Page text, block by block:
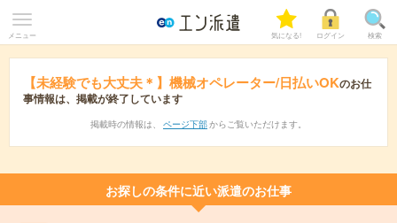
メニュー 気になる! ログイン 検索
【未経験でも大丈夫＊】機械オペレーター/日払いOKのお仕
事情報は、掲載が終了しています
掲載時の情報は、 ページ下部 からご覧いただけます。
お探しの条件に近い派遣のお仕事